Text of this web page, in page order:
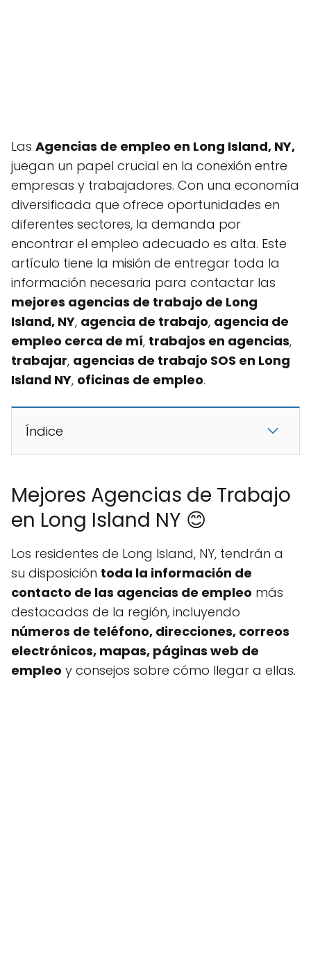
Las Agencias de empleo en Long Island, NY,
juegan un papel crucial en la conexión entre
empresas y trabajadores. Con una economía
diversificada que ofrece oportunidades en
diferentes sectores, la demanda por
encontrar el empleo adecuado es alta. Este
artículo tiene la misión de entregar toda la
información necesaria para contactar las
mejores agencias de trabajo de Long
Island, NY, agencia de trabajo, agencia de
empleo cerca de mí, trabajos en agencias,
trabajar, agencias de trabajo SOS en Long
Island NY, oficinas de empleo.
Índice
Mejores Agencias de Trabajo
en Long Island NY 😊
Los residentes de Long Island, NY, tendrán a
su disposición toda la información de
contacto de las agencias de empleo más
destacadas de la región, incluyendo
números de teléfono, direcciones, correos
electrónicos, mapas, páginas web de
empleo y consejos sobre cómo llegar a ellas.